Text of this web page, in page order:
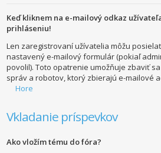
Keď kliknem na e-mailový odkaz
prihláseniu!
Len zaregistrovaní užívatelia môžu
nastavený e-mailový formulár (pokiaľ
povolil). Toto opatrenie umožňuje zbaviť
správ a robotov, ktorý zbierajú e-mailové
Hore
Vkladanie príspevkov
Ako vložím tému do fóra?